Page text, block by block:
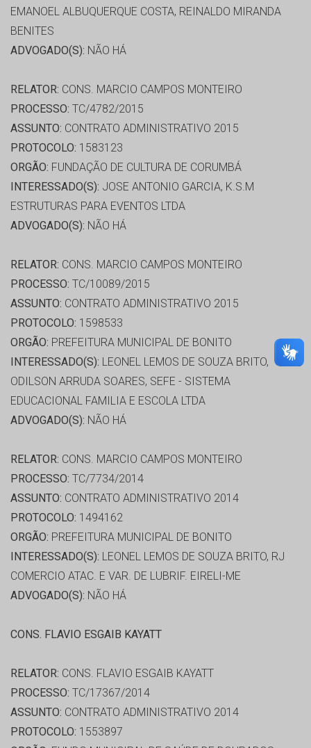
EMANOEL ALBUQUERQUE COSTA, REINALDO MIRANDA
BENITES
ADVOGADO(S): NÃO HÁ
RELATOR: CONS. MARCIO CAMPOS MONTEIRO
PROCESSO: TC/4782/2015
ASSUNTO: CONTRATO ADMINISTRATIVO 2015
PROTOCOLO: 1583123
ORGÃO: FUNDAÇÃO DE CULTURA DE CORUMBÁ
INTERESSADO(S): JOSE ANTONIO GARCIA, K.S.M
ESTRUTURAS PARA EVENTOS LTDA
ADVOGADO(S): NÃO HÁ
RELATOR: CONS. MARCIO CAMPOS MONTEIRO
PROCESSO: TC/10089/2015
ASSUNTO: CONTRATO ADMINISTRATIVO 2015
PROTOCOLO: 1598533
ORGÃO: PREFEITURA MUNICIPAL DE BONITO
INTERESSADO(S): LEONEL LEMOS DE SOUZA BRITO,
ODILSON ARRUDA SOARES, SEFE - SISTEMA
EDUCACIONAL FAMILIA E ESCOLA LTDA
ADVOGADO(S): NÃO HÁ
RELATOR: CONS. MARCIO CAMPOS MONTEIRO
PROCESSO: TC/7734/2014
ASSUNTO: CONTRATO ADMINISTRATIVO 2014
PROTOCOLO: 1494162
ORGÃO: PREFEITURA MUNICIPAL DE BONITO
INTERESSADO(S): LEONEL LEMOS DE SOUZA BRITO, RJ
COMERCIO ATAC. E VAR. DE LUBRIF. EIRELI-ME
ADVOGADO(S): NÃO HÁ
CONS. FLAVIO ESGAIB KAYATT
RELATOR: CONS. FLAVIO ESGAIB KAYATT
PROCESSO: TC/17367/2014
ASSUNTO: CONTRATO ADMINISTRATIVO 2014
PROTOCOLO: 1553897